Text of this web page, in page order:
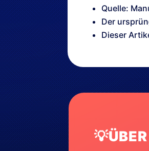
Quelle:
Der
Dieser